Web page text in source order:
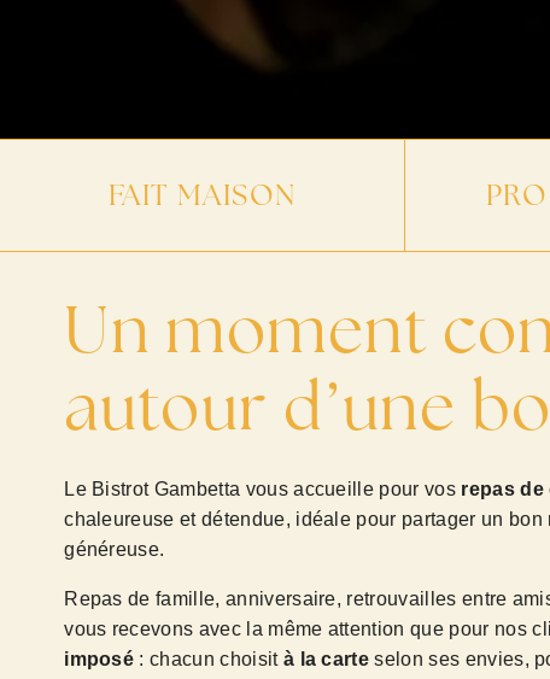
FAIT MAISON
Un moment
autour d’une
Le Bistrot Gambetta vous accueille pour vos repas de
chaleureuse et détendue, idéale pour partager un bon
généreuse.
Repas de famille, anniversaire, retrouvailles entre
vous recevons avec la même attention que pour nos
imposé : chacun choisit à la carte selon ses envies,